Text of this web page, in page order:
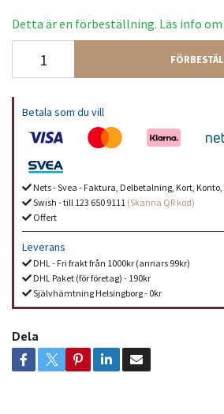
Detta är en förbeställning. Läs info
Betala som du vill
Nets - Svea - Faktura, Delbetalning, Kort,
Swish - till 123 650 9111 (Skanna QR kod)
Offert
Leverans
DHL - Fri frakt från 1000kr (annars 99kr)
DHL Paket (för företag) - 190kr
Självhämtning Helsingborg - 0kr
Dela